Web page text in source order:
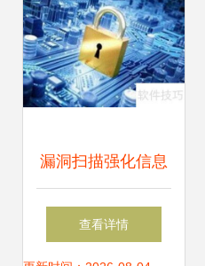
漏洞扫描强化信息
安全与网络信息安
查看详情